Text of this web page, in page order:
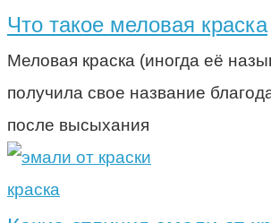
Что такое меловая краска
Меловая краска (иногда её
получила свое название
после высыхания
краска